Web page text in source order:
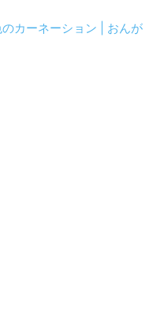
カーネーション | おんが